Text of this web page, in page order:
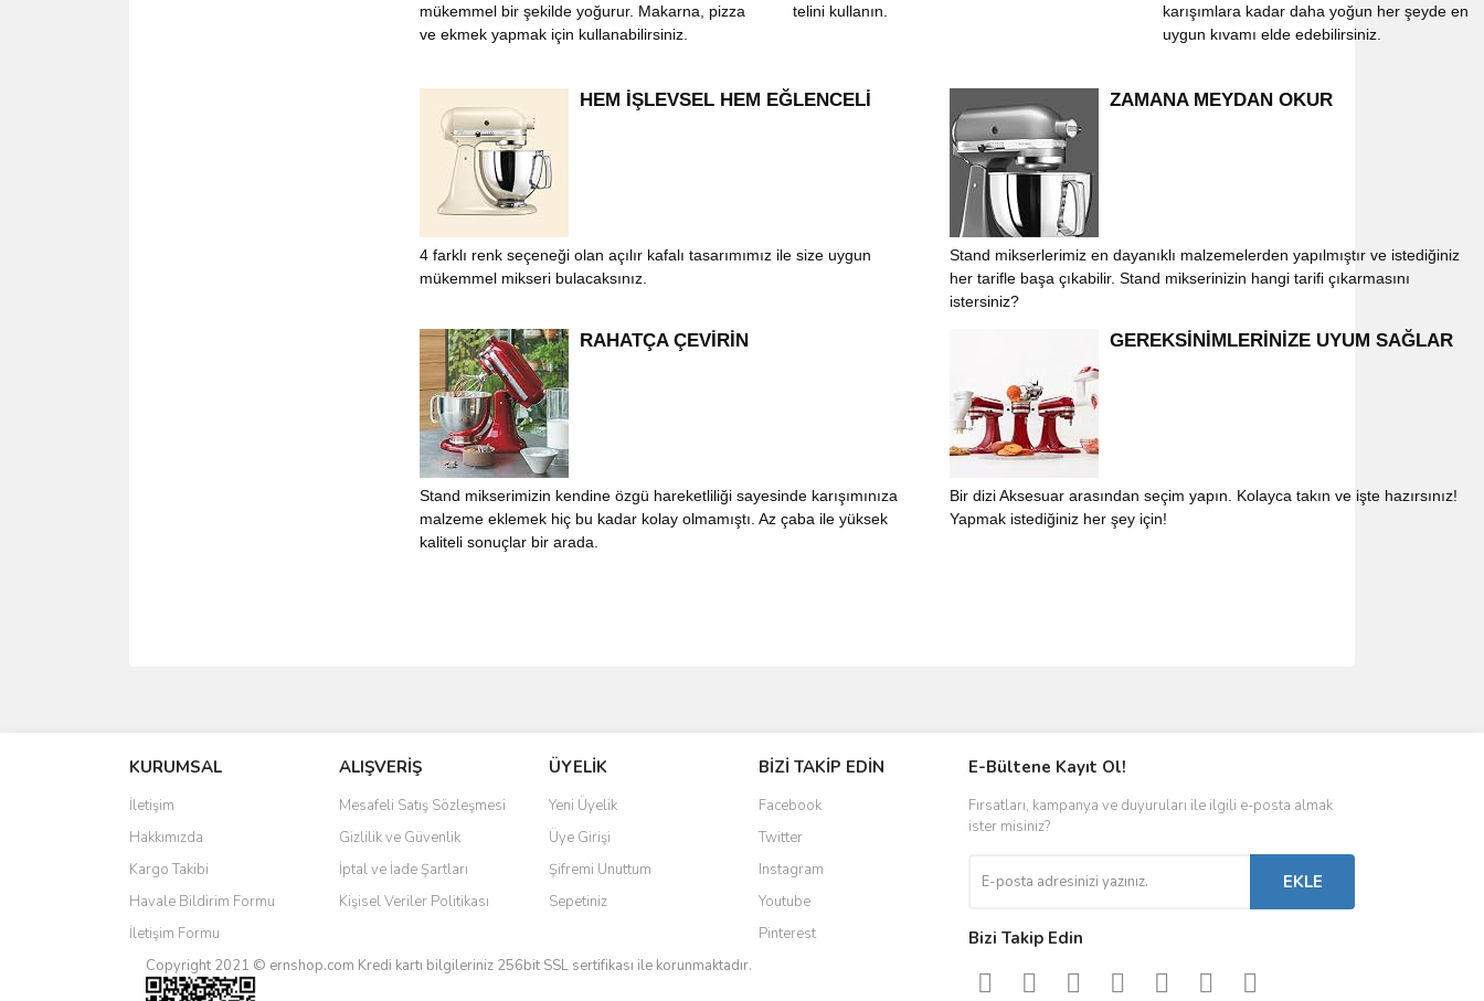
mükemmel bir şekilde yoğurur. Makarna, pizza
ve ekmek yapmak için kullanabilirsiniz.
telini kullanın.
karışımlara kadar daha yoğun her şeyde en
uygun kıvamı elde edebilirsiniz.
HEM İŞLEVSEL HEM EĞLENCELİ
4 farklı renk seçeneği olan açılır kafalı tasarımımız ile size uygun
mükemmel mikseri bulacaksınız.
ZAMANA MEYDAN OKUR
Stand mikserlerimiz en dayanıklı malzemelerden yapılmıştır ve istediğiniz
her tarifle başa çıkabilir. Stand mikserinizin hangi tarifi çıkarmasını
istersiniz?
RAHATÇA ÇEVİRİN
Stand mikserimizin kendine özgü hareketliliği sayesinde karışımınıza
malzeme eklemek hiç bu kadar kolay olmamıştı. Az çaba ile yüksek
kaliteli sonuçlar bir arada.
GEREKSİNİMLERİNİZE UYUM SAĞLAR
Bir dizi Aksesuar arasından seçim yapın. Kolayca takın ve işte hazırsınız!
Yapmak istediğiniz her şey için!
Ürün resmi kalitesiz, bozuk veya görüntülenemiyor.
Ürün açıklamasında eksik bilgiler bulunuyor.
Ürün bilgilerinde hatalar bulunuyor.
Ürün fiyatı diğer sitelerden daha pahalı.
Bu ürüne benzer farklı alternatifler olmalı.
KURUMSAL
İletişim
Hakkımızda
Kargo Takibi
Havale Bildirim Formu
İletişim Formu
ALIŞVERİŞ
Mesafeli Satış Sözleşmesi
Gizlilik ve Güvenlik
İptal ve İade Şartları
Kişisel Veriler Politikası
ÜYELİK
Yeni Üyelik
Üye Girişi
Şifremi Unuttum
Sepetiniz
BİZİ TAKİP EDİN
Facebook
Twitter
Instagram
Youtube
Pinterest
Copyright 2021 © ernshop.com Kredi kartı bilgileriniz 256bit SSL sertifikası ile korunmaktadır.
E-Bültene Kayıt Ol!
Fırsatları, kampanya ve duyuruları ile ilgili e-posta almak
ister misiniz?
EKLE
Bizi Takip Edin